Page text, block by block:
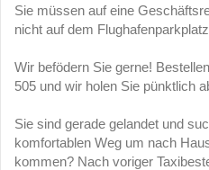
Sie müssen auf eine
nicht auf dem
Wir befödern Sie gerne!
505 und wir holen Sie pünktlich
Sie sind gerade gelandet und
komfortablen Weg um nach
kommen? Nach voriger